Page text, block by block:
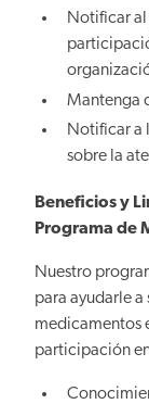
Notificar
Mantenga
Notificar a
sobre la
Beneficios y
Programa de
Nuestro
para ayudarle
medicamentos
participación